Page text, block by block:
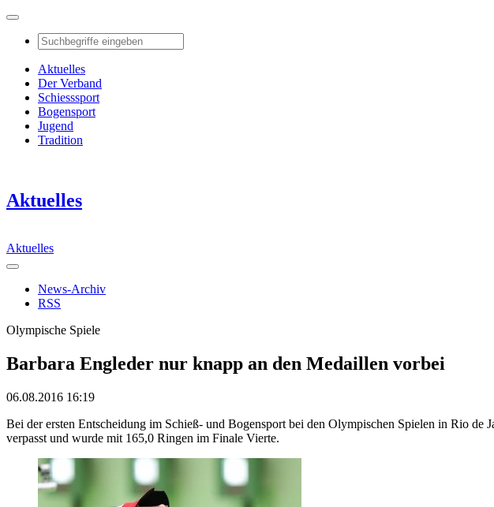
Aktuelles
Der Verband
Schiesssport
Bogensport
Jugend
Tradition
Aktuelles
Aktuelles
News-Archiv
RSS
Olympische Spiele
Barbara Engleder nur knapp an den Medaillen vorbei
06.08.2016 16:19
Bei der ersten Entscheidung im Schieß- und Bogensport bei den Olympischen Spielen in Rio
verpasst und wurde mit 165,0 Ringen im Finale Vierte.